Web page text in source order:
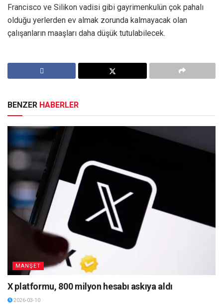
Francisco ve Silikon vadisi gibi gayrimenkulün çok pahalı
olduğu yerlerden ev almak zorunda kalmayacak olan
çalışanların maaşları daha düşük tutulabilecek.
BENZER HABERLER
MANŞET
X platformu, 800 milyon hesabı askıya aldı
2026-03-10